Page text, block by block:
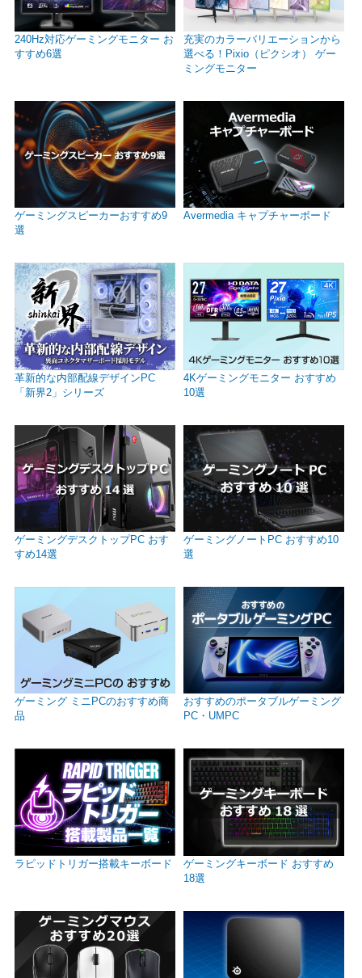
240Hz対応ゲーミングモニター お
すすめ6選
充実のカラーバリエーションから
選べる！Pixio（ピクシオ） ゲー
ミングモニター
ゲーミングスピーカーおすすめ9
選
Avermedia キャプチャーボード
革新的な内部配線デザインPC
「新界2」シリーズ
4Kゲーミングモニター おすすめ
10選
ゲーミングデスクトップPC おす
すめ14選
ゲーミングノートPC おすすめ10
選
ゲーミング ミニPCのおすすめ商
品
おすすめのポータブルゲーミング
PC・UMPC
ラピッドトリガー搭載キーボード
ゲーミングキーボード おすすめ
18選